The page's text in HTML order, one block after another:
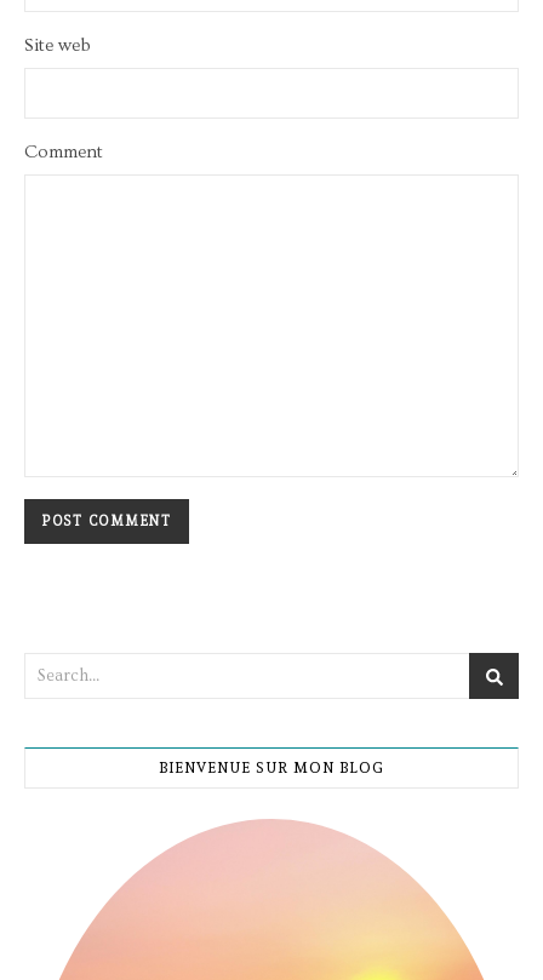
Site web
Comment
BIENVENUE SUR MON BLOG